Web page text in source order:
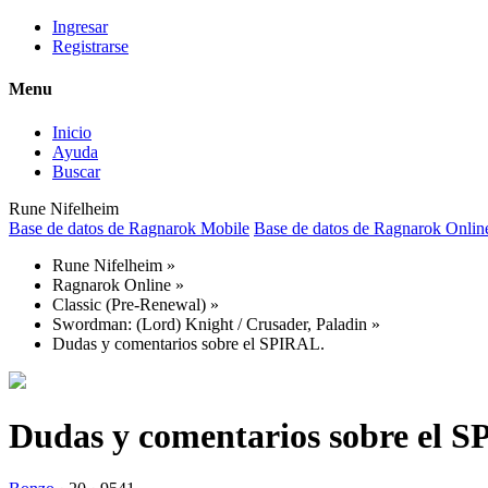
Ingresar
Registrarse
Menu
Inicio
Ayuda
Buscar
Rune Nifelheim
Base de datos de Ragnarok Mobile Base de datos de Ragnarok
Rune Nifelheim »
Ragnarok Online »
Classic (Pre-Renewal) »
Swordman: (Lord) Knight / Crusader, Paladin »
Dudas y comentarios sobre el SPIRAL.
Dudas y comentarios sobre el